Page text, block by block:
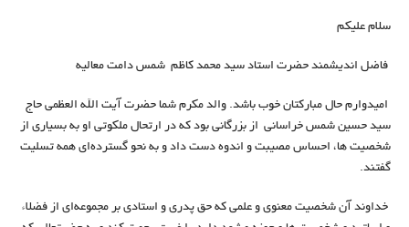
سلام علیکم
فاضل اندیشمند حضرت استاد سيد محمد كاظم شمس دامت معاليه
امیدوارم حال مبارکتان خوب باشد. والد مکرم شما حضرت آيت الله العظمى حاج
سيد حسين شمس خراسانى از بزرگانی بود که در ارتحال ملكوتى او به بسیاری از
شخصیت ها، احساس مصیبت و اندوه دست داد و به نحو گسترده‌ای همه تسلیت
گفتند.
خداوند آن شخصیت معنوی و علمی که حق پدری و استادی بر مجموعه‌ای از فضلاء